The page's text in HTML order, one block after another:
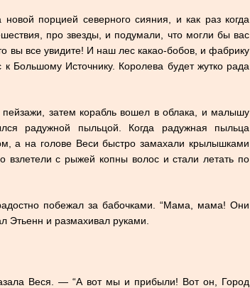
порцией северного сияния, и как раз когда
про звезды, и подумали, что могли бы вас
вы все увидите! И наш лес какао-бобов, и фабрику
Источнику. Королева будет жутко рада
затем корабль вошел в облака, и малышу
радужной пыльцой. Когда радужная пыльца
а на голове Веси быстро замахали крылышками
взлетели с рыжей копны волос и стали летать по
побежал за бабочками. “Мама, мама! Они
и размахивал руками.
Веся. — “А вот мы и прибыли! Вот он, Город